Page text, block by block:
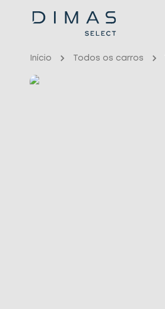
Início Todos os carros